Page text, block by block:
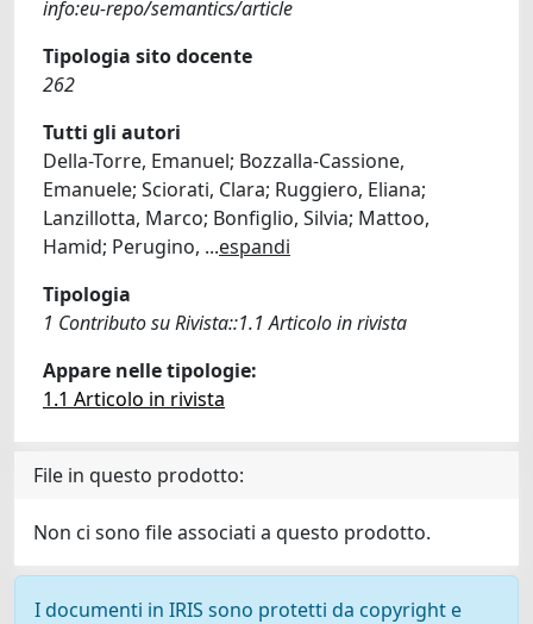
info:eu-repo/semantics/article
Tipologia sito docente
262
Tutti gli autori
Della-Torre, Emanuel; Bozzalla-Cassione,
Emanuele; Sciorati, Clara; Ruggiero, Eliana;
Lanzillotta, Marco; Bonfiglio, Silvia; Mattoo,
Hamid; Perugino, ...espandi
Tipologia
1 Contributo su Rivista::1.1 Articolo in rivista
Appare nelle tipologie:
1.1 Articolo in rivista
File in questo prodotto:
Non ci sono file associati a questo prodotto.
I documenti in IRIS sono protetti da copyright e